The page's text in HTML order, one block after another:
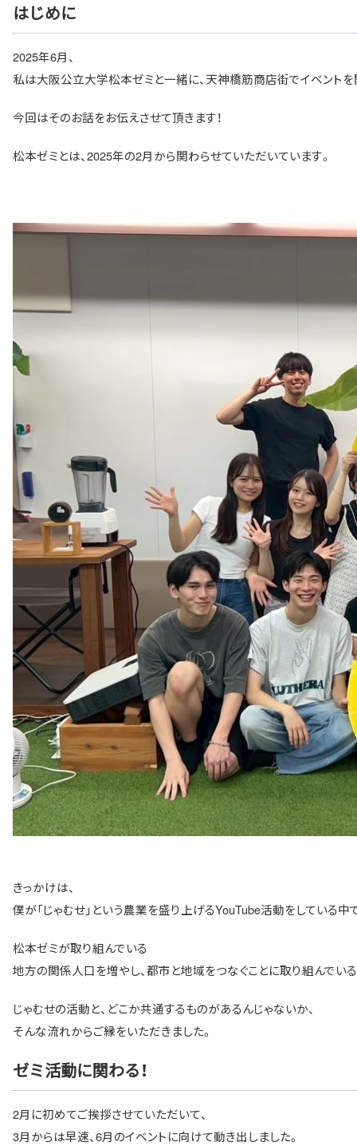
はじめに
2025年6月、
私は大阪公立大学松本ゼミと一緒に、天神橋筋商店街でイベントを
今回はそのお話をお伝えさせて頂きます！
松本ゼミとは、2025年の2月から関わらせていただいています。
きっかけは、
僕が「じゃむせ」という農業を盛り上げるYouTube活動をしている中
松本ゼミが取り組んでいる
地方の関係人口を増やし、都市と地域をつなぐことに取り組んでい
じゃむせの活動と、どこか共通するものがあるんじゃないか、
そんな流れからご縁をいただきました。
ゼミ活動に関わる！
2月に初めてご挨拶させていただいて、
3月からは早速、6月のイベントに向けて動き出しました。